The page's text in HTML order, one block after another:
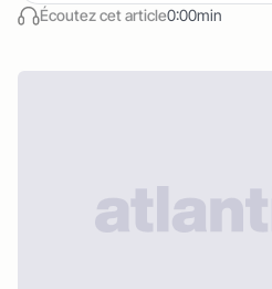
Écoutez cet article0:00min